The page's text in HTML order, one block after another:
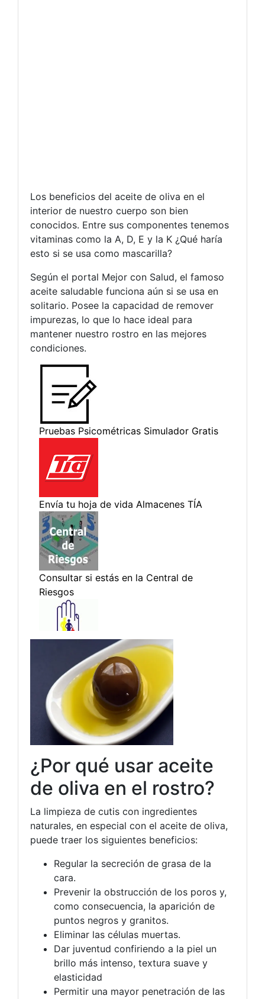
Los beneficios del aceite de oliva en el
interior de nuestro cuerpo son bien
conocidos. Entre sus componentes tenemos
vitaminas como la A, D, E y la K ¿Qué haría
esto si se usa como mascarilla?
Según el portal Mejor con Salud, el famoso
aceite saludable funciona aún si se usa en
solitario. Posee la capacidad de remover
impurezas, lo que lo hace ideal para
mantener nuestro rostro en las mejores
condiciones.
¿Por qué usar aceite
de oliva en el rostro?
La limpieza de cutis con ingredientes
naturales, en especial con el aceite de oliva,
puede traer los siguientes beneficios:
Regular la secreción de grasa de la
cara.
Prevenir la obstrucción de los poros y,
como consecuencia, la aparición de
puntos negros y granitos.
Eliminar las células muertas.
Dar juventud confiriendo a la piel un
brillo más intenso, textura suave y
elasticidad
Permitir una mayor penetración de las